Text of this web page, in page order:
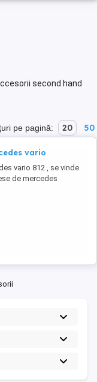
second hand
pe pagină: 20 50
vario
vario 812 , se vinde
de mercedes
arcuri fata spate,
si alte piese, schimb 6
vario pe 17,5 cu jenți
, alte informatii tel